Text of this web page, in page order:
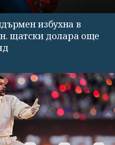
избухна в
щатски долара още